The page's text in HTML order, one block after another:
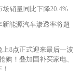
销量同比下降20.4%
能源汽车渗透率将超
上8点正式迎来最后一波
购！叠加国补买家电、